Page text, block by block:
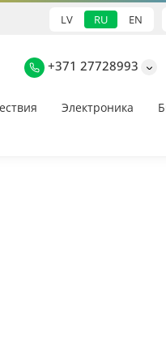
LV RU EN
+371 27728993
Электроника